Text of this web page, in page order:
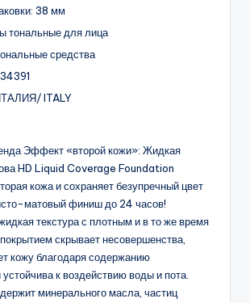
38 мм
тональные для лица
средства
ITALY
Эффект «второй кожи»: Жидкая
HD Liquid Coverage Foundation
кожа и сохраняет безупречный цвет
матовый финиш до 24 часов!
текстура с плотным и в то же время
скрывает несовершенства,
кожу благодаря содержанию
к воздействию воды и пота.
минерального масла, частиц